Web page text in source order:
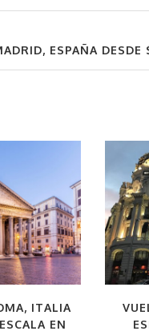
ESPAÑA DESDE
ITALIA
EN